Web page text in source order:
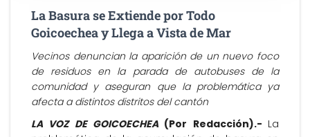
La Basura se Extiende por Todo
Goicoechea y Llega a Vista de Mar
Vecinos denuncian la aparición de un nuevo foco
de residuos en la parada de autobuses de la
comunidad y aseguran que la problemática ya
afecta a distintos distritos del cantón
LA VOZ DE GOICOECHEA (Por Redacción).- La